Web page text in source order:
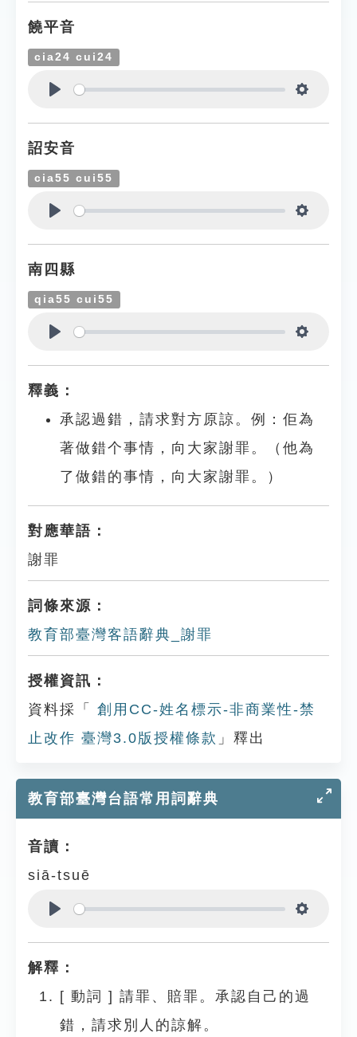
饒平音
cia24 cui24
詔安音
cia55 cui55
南四縣
qia55 cui55
釋義：
承認過錯，請求對方原諒。例：佢為
著做錯个事情，向大家謝罪。（他為
了做錯的事情，向大家謝罪。）
對應華語：
謝罪
詞條來源：
教育部臺灣客語辭典_謝罪
授權資訊：
資料採「
創用CC-姓名標示-非商業性-禁
止改作 臺灣3.0版授權條款 」釋出
教育部臺灣台語常用詞辭典
音讀：
siā-tsuē
解釋：
[ 動詞 ] 請罪、賠罪。承認自己的過
錯，請求別人的諒解。